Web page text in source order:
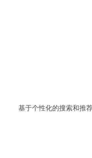
基于个性化的搜索和推